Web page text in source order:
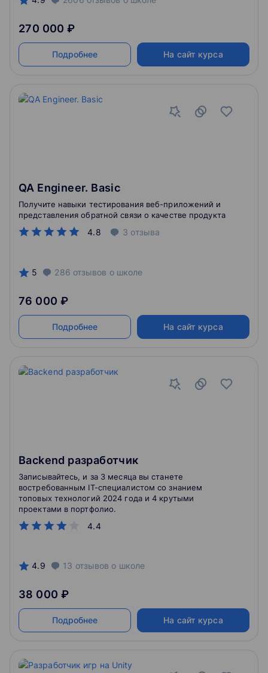
270 000 ₽
Подробнее На сайт курса
QA Engineer. Basic
4.8 3 отзыва
Получите навыки тестирования веб-приложений и
представления обратной связи о качестве продукта
5 286 отзывов о школе
76 000 ₽
Подробнее На сайт курса
Backend разработчик
4.4
Записывайтесь, и за 3 месяца вы станете
востребованным IT-специалистом со знанием
топовых технологий 2024 года и 4 крутыми
проектами в портфолио.
4.9 13 отзывов о школе
38 000 ₽
Подробнее На сайт курса